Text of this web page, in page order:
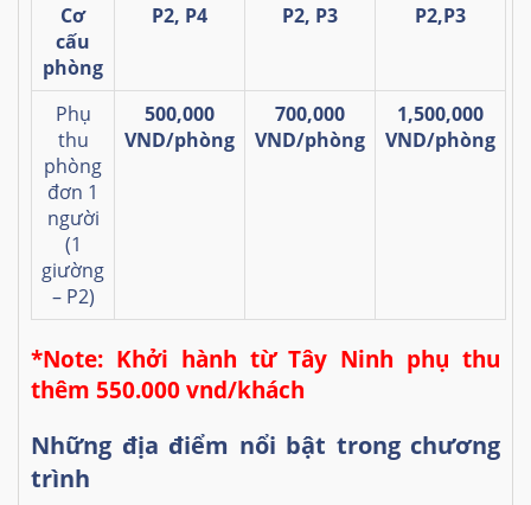
Cơ
cấu
phòng
P2, P4 P2, P3 P2,P3
Phụ
thu
phòng
đơn 1
người
(1
giường
– P2)
500,000
VND/phòng
700,000
VND/phòng
1,500,000
VND/phòng
*Note: Khởi hành từ Tây Ninh phụ thu
thêm 550.000 vnd/khách
Những địa điểm nổi bật trong chương
trình